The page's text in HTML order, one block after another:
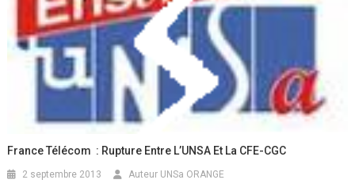
France Télécom : Rupture Entre L’UNSA Et La CFE-CGC
2 septembre 2013 Auteur UNSa ORANGE